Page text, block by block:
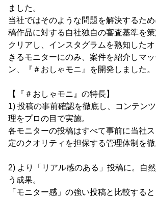
ました。
当社ではそのような問題を解決するた
稿作品に対する自社独自の審査基準を
クリアし、インスタグラムを熟知した
きるモニターにのみ、案件を紹介しマ
ン、『＃おしゃモニ』を開発しました。
【『＃おしゃモニ』の特長】
1) 投稿の事前確認を徹底し、コンテン
理をプロの目で実施。
各モニターの投稿はすべて事前に当社
定のクオリティを担保する管理体制を徹
2) より「リアル感のある」投稿に。自
う成果。
「モニター感」の強い投稿と比較する